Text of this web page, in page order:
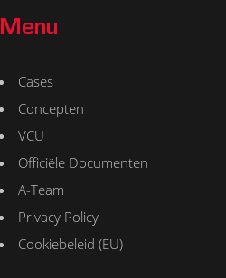
Menu
Cases
Concepten
VCU
Officiële Documenten
A-Team
Privacy Policy
Cookiebeleid (EU)